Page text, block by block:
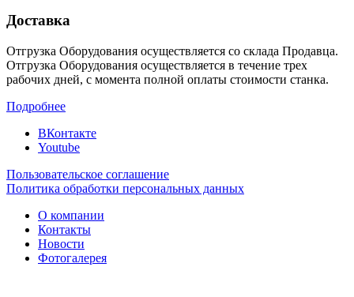
Доставка
Отгрузка Оборудования осуществляется со склада Продавца.
Отгрузка Оборудования осуществляется в течение трех
рабочих дней, с момента полной оплаты стоимости станка.
Подробнее
ВКонтакте
Youtube
Пользовательское соглашение
Политика обработки персональных данных
О компании
Контакты
Новости
Фотогалерея